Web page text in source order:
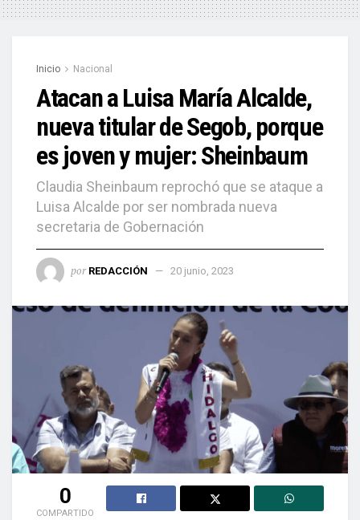
Inicio Nacional
Atacan a Luisa María Alcalde,
nueva titular de Segob, porque
es joven y mujer: Sheinbaum
Claudia Sheinbaum reprochó que se ataque a
Luisa Alcalde por ser nombrada nueva
secretaria de Gobernación
por REDACCIÓN 20 junio, 2023
0
COMPARTIDO